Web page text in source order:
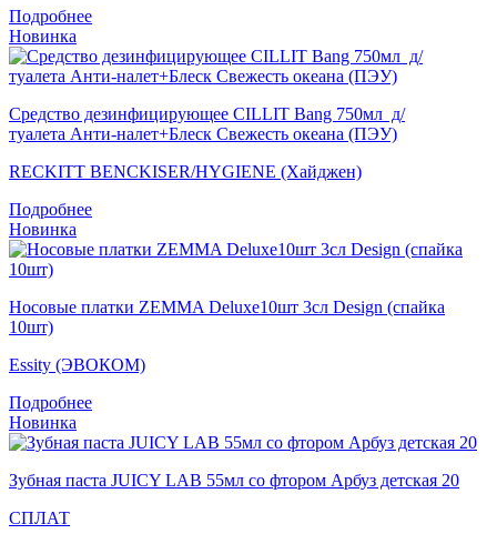
Подробнее
Новинка
Средство дезинфицирующее CILLIT Bang 750мл д/
туалета Анти-налет+Блеск Свежесть океана (ПЭУ)
RECKITT BENCKISER/HYGIENE (Хайджен)
Подробнее
Новинка
Носовые платки ZEMMA Deluxe10шт 3сл Design (спайка
10шт)
Essity (ЭВОКОМ)
Подробнее
Новинка
Зубная паста JUICY LAB 55мл со фтором Арбуз детская 20
СПЛАТ